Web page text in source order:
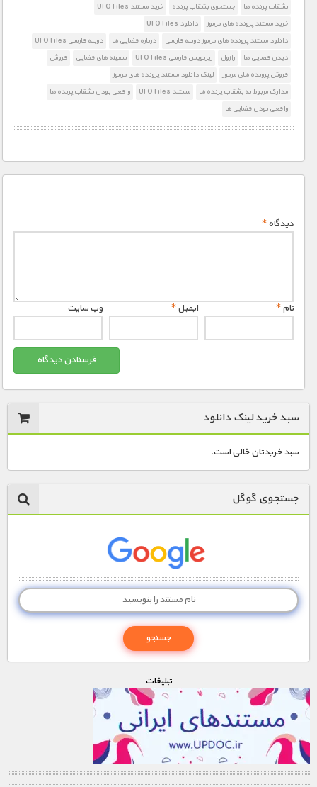
بشقاب پرنده ها
جستجوی بشقاب پرنده
خرید مستند UFO Files
خرید مستند پرونده های مرموز
دانلود UFO Files
دانلود مستند پرونده های مرموز دوبله فارسی
درباره فضایی ها
دوبله فارسی UFO Files
دیدن فضایی ها
رازول زیرنویس فارسی UFO Files سفینه های فضایی
فروش
فروش پرونده های مرموز
لینک دانلود مستند پرونده های مرموز
مدارک مربوط به بشقاب پرنده ها
مستند UFO Files
واقعی بودن بشقاب پرنده ها
واقعی بودن فضایی ها
دیدگاه*
نام* ایمیل* وب‌ سایت
سبد خرید لینک دانلود
سبد خریدتان خالی است.
جستجوی گوگل
تبليغات